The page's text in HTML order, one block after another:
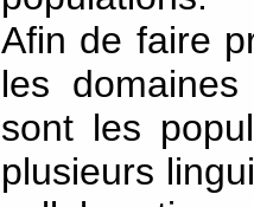
Afin de faire
les
sont les
plusieurs